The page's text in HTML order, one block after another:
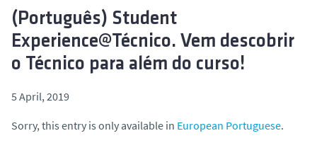
(Português) Student
Experience@Técnico. Vem descobrir
o Técnico para além do curso!
5 April, 2019
Sorry, this entry is only available in European Portuguese.